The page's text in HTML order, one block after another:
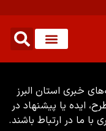
خبری استان البرز
ایده یا پیشنهاد در
با ما در ارتباط باشند.